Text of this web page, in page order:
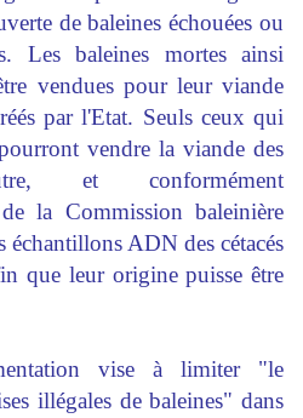
de baleines échouées ou
Les baleines mortes ainsi
vendues pour leur viande
par l'Etat. Seuls ceux qui
vendre la viande des
et conformément
la Commission baleinière
ADN des cétacés
que leur origine puisse être
vise à limiter "le
illégales de baleines" dans